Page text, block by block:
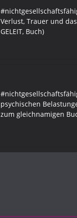
Verlust, Trauer und
GELEIT, Buch)
psychischen
zum gleichnamigen